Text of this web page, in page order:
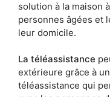
solution à la maison
personnes âgées et
leur domicile.
La téléassistance
extérieure grâce à
téléassistance qui